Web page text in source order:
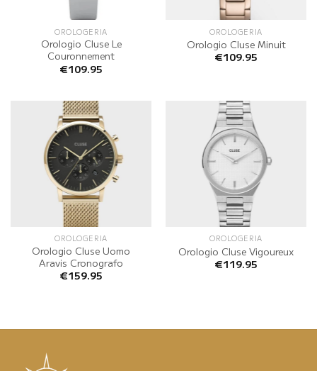
OROLOGERIA
Orologio Cluse Le
Couronnement
€109.95
OROLOGERIA
Orologio Cluse Minuit
€109.95
OROLOGERIA
Orologio Cluse Uomo
Aravis Cronografo
€159.95
OROLOGERIA
Orologio Cluse Vigoureux
€119.95